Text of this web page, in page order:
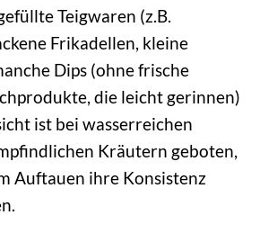
Teigwaren (z.B.
Frikadellen, kleine
Dips (ohne frische
die leicht gerinnen)
ist bei wasserreichen
Kräutern geboten,
Auftauen ihre Konsistenz